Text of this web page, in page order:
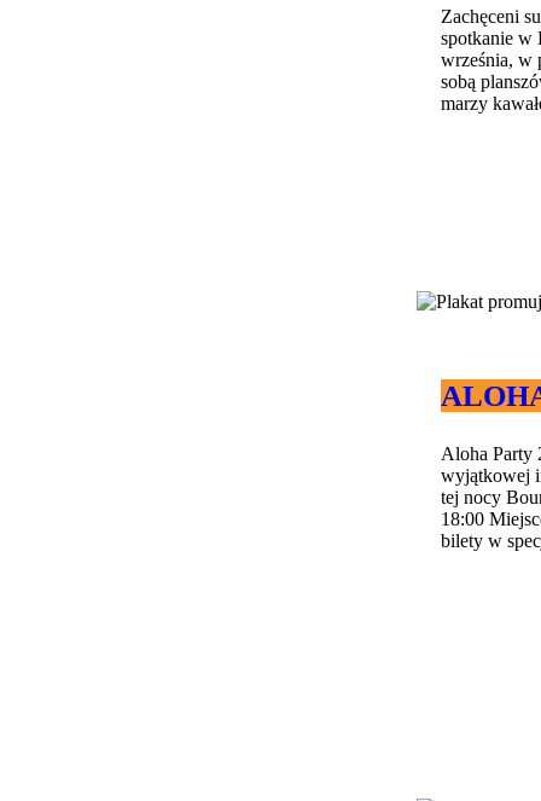
Zachęceni
spotkanie w
września, w
sobą
marzy
Aloha Party
wyjątkowej
tej nocy
18:00
bilety w